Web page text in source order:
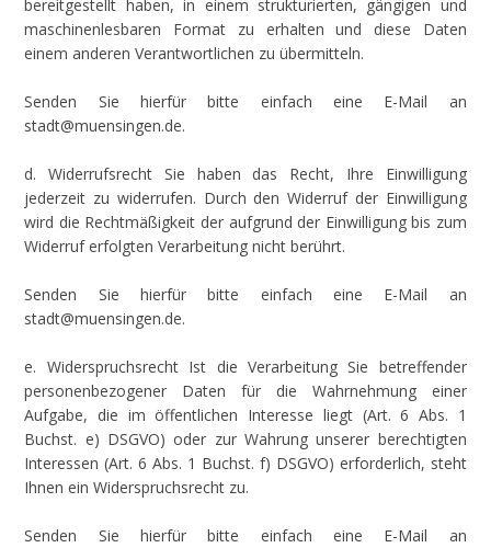
bereitgestellt haben, in einem strukturierten, gängigen und
maschinenlesbaren Format zu erhalten und diese Daten
einem anderen Verantwortlichen zu übermitteln.
Senden Sie hierfür bitte einfach eine E-Mail an
stadt@muensingen.de.
d. Widerrufsrecht Sie haben das Recht, Ihre Einwilligung
jederzeit zu widerrufen. Durch den Widerruf der Einwilligung
wird die Rechtmäßigkeit der aufgrund der Einwilligung bis zum
Widerruf erfolgten Verarbeitung nicht berührt.
Senden Sie hierfür bitte einfach eine E-Mail an
stadt@muensingen.de.
e. Widerspruchsrecht Ist die Verarbeitung Sie betreffender
personenbezogener Daten für die Wahrnehmung einer
Aufgabe, die im öffentlichen Interesse liegt (Art. 6 Abs. 1
Buchst. e) DSGVO) oder zur Wahrung unserer berechtigten
Interessen (Art. 6 Abs. 1 Buchst. f) DSGVO) erforderlich, steht
Ihnen ein Widerspruchsrecht zu.
Senden Sie hierfür bitte einfach eine E-Mail an